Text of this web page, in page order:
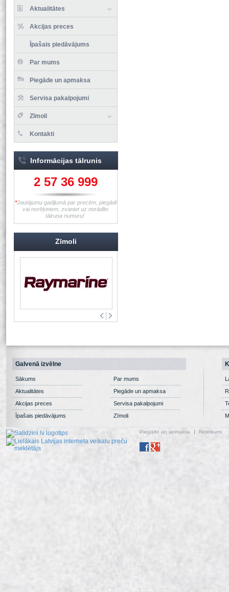
Aktualitātes
Akcijas preces
Īpašais piedāvājums
Par mums
Piegāde un apmaksa
Servisa pakalpojumi
Zīmoli
Kontakti
Informācijas tālrunis
2 57 36 999
*Jautājumu gadījumā par precēm, piegādi
vai norēķiniem, zvaniet uz norādīto
tālruņa numuru!
Zīmoli
Galvenā izvēlne
Sākums
Aktualitātes
Akcijas preces
Īpašais piedāvājums
Par mums
Piegāde un apmaksa
Servisa pakalpojumi
Zīmoli
Piegāde un apmaksa Noteikumi